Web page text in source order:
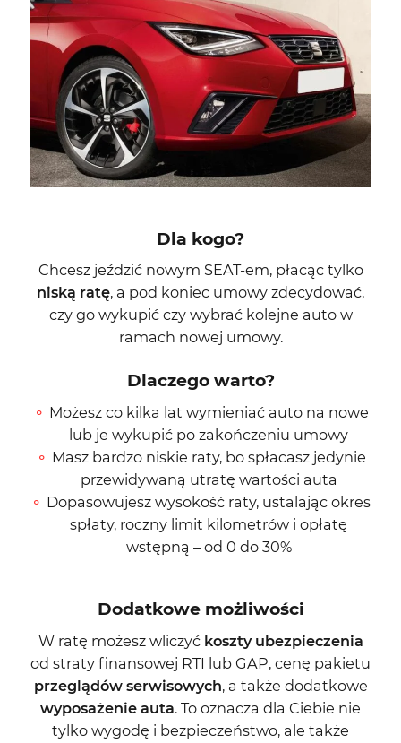
Dla kogo?
Chcesz jeździć nowym SEAT-em, płacąc tylko
niską ratę, a pod koniec umowy zdecydować,
czy go wykupić czy wybrać kolejne auto w
ramach nowej umowy.
Dlaczego warto?
Możesz co kilka lat wymieniać auto na nowe
lub je wykupić po zakończeniu umowy
Masz bardzo niskie raty, bo spłacasz jedynie
przewidywaną utratę wartości auta
Dopasowujesz wysokość raty, ustalając okres
spłaty, roczny limit kilometrów i opłatę
wstępną – od 0 do 30%
Dodatkowe możliwości
W ratę możesz wliczyć koszty ubezpieczenia
od straty finansowej RTI lub GAP, cenę pakietu
przeglądów serwisowych, a także dodatkowe
wyposażenie auta. To oznacza dla Ciebie nie
tylko wygodę i bezpieczeństwo, ale także